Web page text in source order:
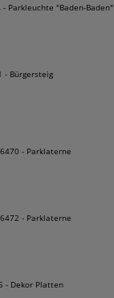
- Parkleuchte "Baden-Baden"
- Bürgersteig
6470 - Parklaterne
6472 - Parklaterne
- Dekor Platten